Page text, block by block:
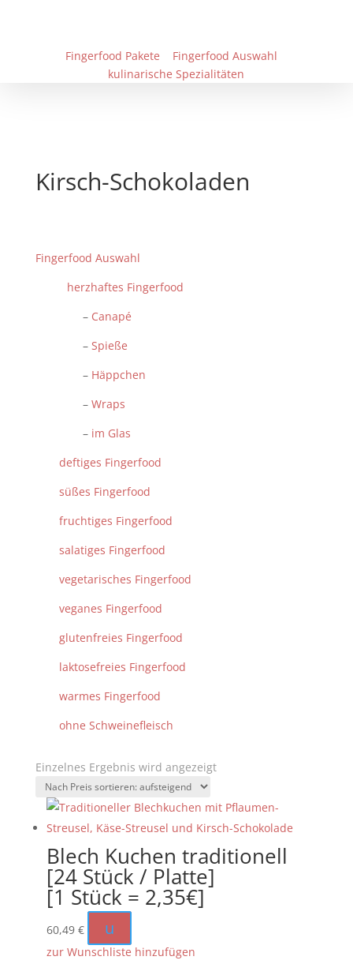
Fingerfood Pakete
Fingerfood Auswahl
kulinarische Spezialitäten
Kirsch-Schokoladen
Fingerfood Auswahl
herzhaftes Fingerfood
– Canapé
– Spieße
– Häppchen
– Wraps
– im Glas
deftiges Fingerfood
süßes Fingerfood
fruchtiges Fingerfood
salatiges Fingerfood
vegetarisches Fingerfood
veganes Fingerfood
glutenfreies Fingerfood
laktosefreies Fingerfood
warmes Fingerfood
ohne Schweinefleisch
Einzelnes Ergebnis wird angezeigt
Blech Kuchen traditionell
[24 Stück / Platte]
[1 Stück = 2,35€]
60,49 € u
zur Wunschliste hinzufügen